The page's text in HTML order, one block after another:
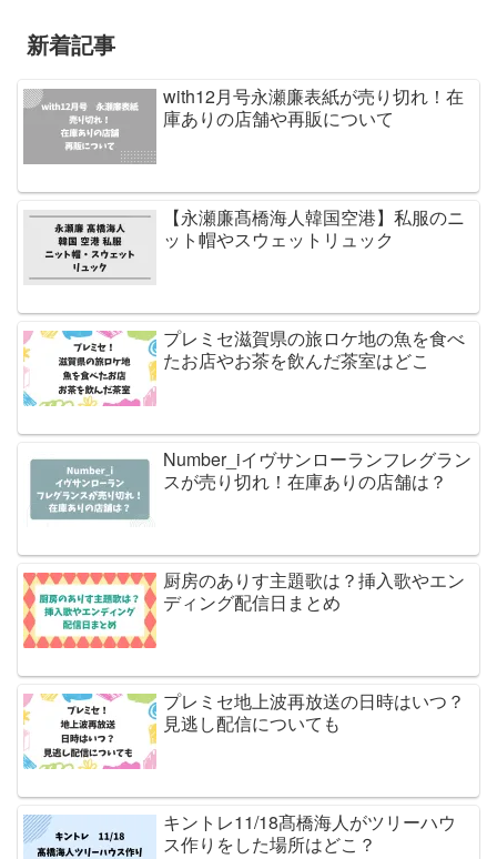
新着記事
with12月号永瀬廉表紙が売り切れ！在
庫ありの店舗や再販について
【永瀬廉髙橋海人韓国空港】私服のニ
ット帽やスウェットリュック
プレミセ滋賀県の旅ロケ地の魚を食べ
たお店やお茶を飲んだ茶室はどこ
Number_iイヴサンローランフレグラン
スが売り切れ！在庫ありの店舗は？
厨房のありす主題歌は？挿入歌やエン
ディング配信日まとめ
プレミセ地上波再放送の日時はいつ？
見逃し配信についても
キントレ11/18髙橋海人がツリーハウ
ス作りをした場所はどこ？